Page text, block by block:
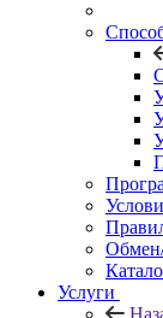
Обмен/
Услуги